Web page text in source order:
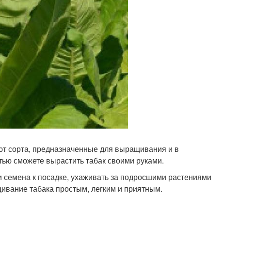
сорта, предназначенные для выращивания и в
сможете вырастить табак своими руками.
к посадке, ухаживать за подросшими растениями
табака простым, легким и приятным.